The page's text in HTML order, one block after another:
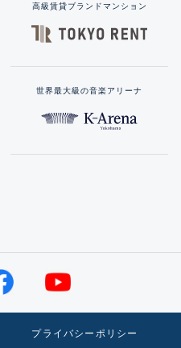
高級賃貸ブランドマンション
世界最大級の音楽アリーナ
プライバシーポリシー